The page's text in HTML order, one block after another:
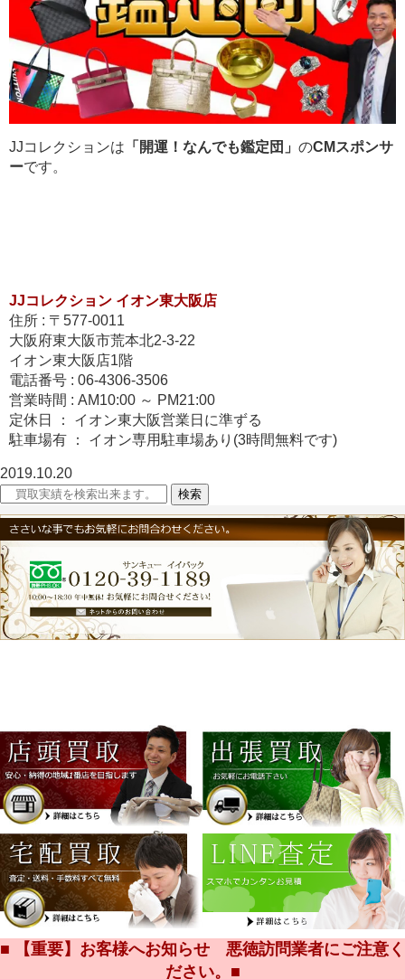
JJコレクションは 「開運！なんでも鑑定団」 のCMスポンサ
ーです。
JJコレクション イオン東大阪店
住所 : 〒577-0011
大阪府東大阪市荒本北2-3-22
イオン東大阪店1階
電話番号 : 06-4306-3506
営業時間 : AM10:00 ～ PM21:00
定休日 ： イオン東大阪営業日に準ずる
駐車場有 ： イオン専用駐車場あり(3時間無料です)
2019.10.20
■ 【重要】お客様へお知らせ 悪徳訪問業者にご注意く
ださい。■